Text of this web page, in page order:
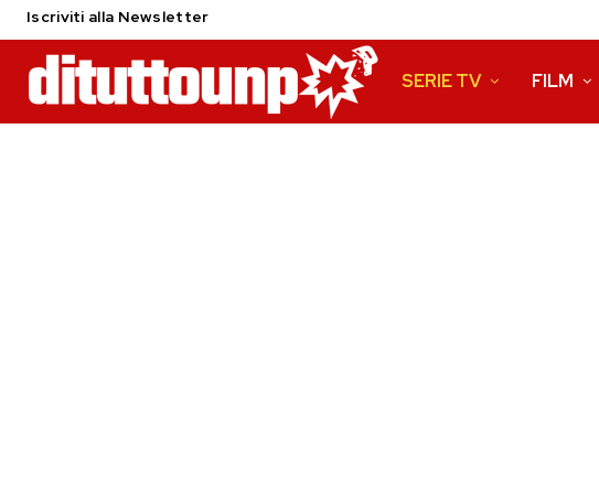
Iscriviti alla Newsletter
SERIE TV FILM